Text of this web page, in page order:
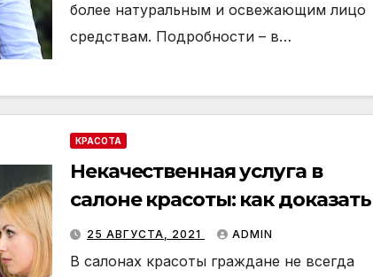
более натуральным и освежающим лицо
средствам. Подробности – в…
КРАСОТА
Некачественная услуга в
салоне красоты: как доказать
25 АВГУСТА, 2021 ADMIN
В салонах красоты граждане не всегда